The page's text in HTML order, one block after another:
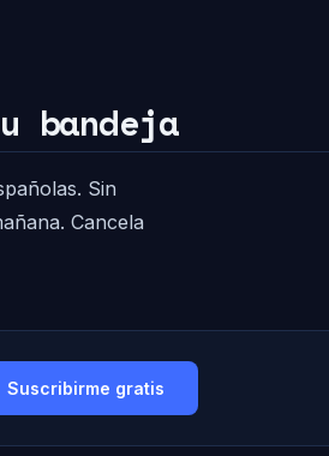
bandeja
Sin
Cancela
Suscribirme gratis